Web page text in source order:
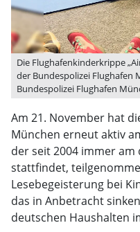
Die Flughafenkinderkrippe
der Bundespolizei Flughafen
Bundespolizei Flughafen
Am 21. November hat
München erneut aktiv
der seit 2004 immer
stattfindet,
Lesebegeisterung bei
das in Anbetracht
deutschen Haushalten